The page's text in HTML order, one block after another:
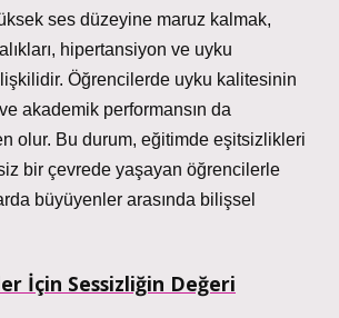
ses düzeyine maruz kalmak,
hipertansiyon ve uyku
Öğrencilerde uyku kalitesinin
akademik performansın da
olur. Bu durum, eğitimde eşitsizlikleri
bir çevrede yaşayan öğrencilerle
büyüyenler arasında bilişsel
İçin Sessizliğin Değeri